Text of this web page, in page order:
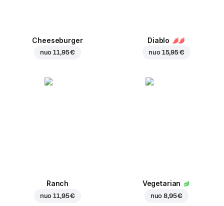
Cheeseburger
nuo11,95 €
Diablo
nuo 15,95 €
Ranch
nuo11,95 €
Vegetarian
nuo8,95 €